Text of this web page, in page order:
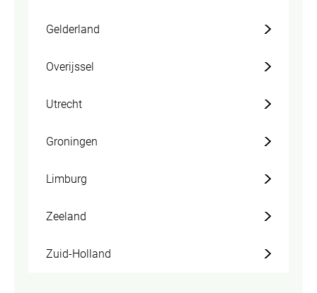
Gelderland
Overijssel
Utrecht
Groningen
Limburg
Zeeland
Zuid-Holland